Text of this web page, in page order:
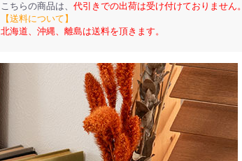
こちらの商品は、 代引きでの出荷は受け付けておりません。
【送料について】
北海道、沖縄、離島は送料を頂きます。